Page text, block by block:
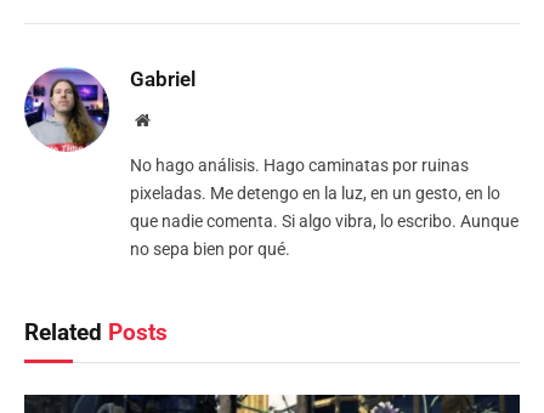
Gabriel
Website
No hago análisis. Hago caminatas por ruinas
pixeladas. Me detengo en la luz, en un gesto, en lo
que nadie comenta. Si algo vibra, lo escribo. Aunque
no sepa bien por qué.
Related Posts